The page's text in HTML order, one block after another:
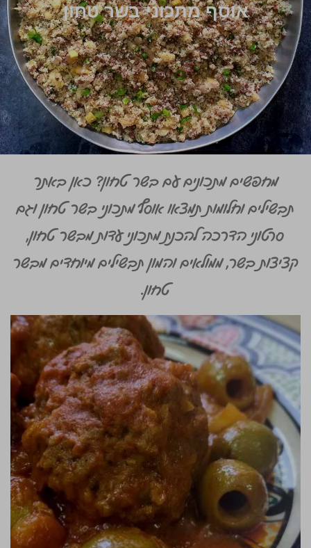
אוסף מתכוני בשר טחון
מחפשים מתכונים עם בשר טחון? כאן באתר
תבשילים וחלומות תמצאו אוסף מתכוני בשר טחון וגם
סרטוני הדרכה להכנת מתכוני עדות מבשר טחון,
קציצות בשר, ממולאים והמון תבשילים מיוחדים מבשר
טחון.